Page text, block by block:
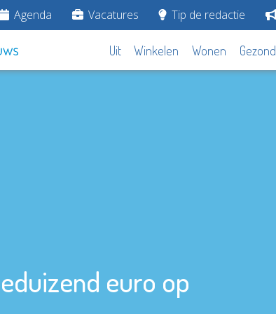
Agenda Vacatures Tip de redactie
Uit Winkelen Wonen Gezond
euro op